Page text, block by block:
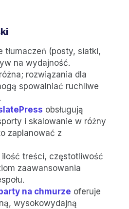
tłumaczeń (posty, siatki,
na wydajność.
rozwiązania dla
spowalniać ruchliwe
obsługują
i skalowanie w różny
zaplanować z
treści, częstotliwość
zaawansowania
na chmurze oferuje
wysokowydajną